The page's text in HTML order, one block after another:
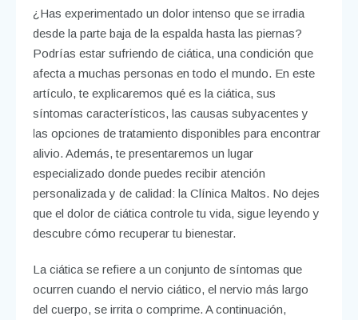
¿Has experimentado un dolor intenso que se irradia
desde la parte baja de la espalda hasta las piernas?
Podrías estar sufriendo de ciática, una condición que
afecta a muchas personas en todo el mundo. En este
artículo, te explicaremos qué es la ciática, sus
síntomas característicos, las causas subyacentes y
las opciones de tratamiento disponibles para encontrar
alivio. Además, te presentaremos un lugar
especializado donde puedes recibir atención
personalizada y de calidad: la Clínica Maltos. No dejes
que el dolor de ciática controle tu vida, sigue leyendo y
descubre cómo recuperar tu bienestar.
La ciática se refiere a un conjunto de síntomas que
ocurren cuando el nervio ciático, el nervio más largo
del cuerpo, se irrita o comprime. A continuación,